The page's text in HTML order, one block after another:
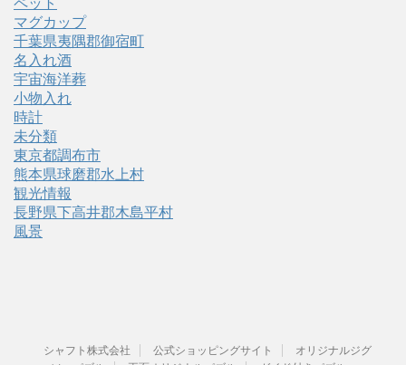
ペット
マグカップ
千葉県夷隅郡御宿町
名入れ酒
宇宙海洋葬
小物入れ
時計
未分類
東京都調布市
熊本県球磨郡水上村
観光情報
長野県下高井郡木島平村
風景
シャフト株式会社 公式ショッピングサイト
オリジナルジグ